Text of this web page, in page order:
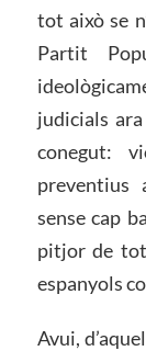
tot això se
Partit
judicials
conegut:
preventius
sense cap
pitjor de
espanyols
Avui,